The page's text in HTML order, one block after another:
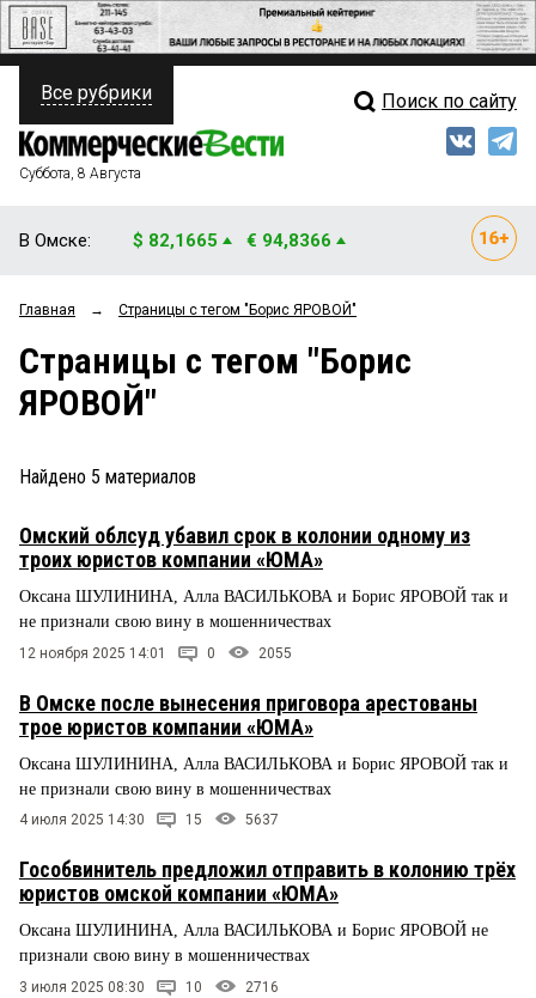
ПОЛИТИКА
ФИНАНСЫ
ОБЩЕСТВО
ЗАКОН
ПРОИСШЕСТВИЯ
СТИЛЬ ЖИЗНИ
Свежий выпуск
Мнения
Рейтинги
Все рубрики Поиск по сайту
Суббота, 8 Августа
В Омске: $ 82,1665 € 94,8366
Главная → Страницы c тегом "Борис ЯРОВОЙ"
Страницы c тегом "Борис
ЯРОВОЙ"
Найдено 5 материалов
Омский облсуд убавил срок в колонии одному из
троих юристов компании «ЮМА»
Оксана ШУЛИНИНА, Алла ВАСИЛЬКОВА и Борис ЯРОВОЙ так и
не признали свою вину в мошенничествах
12 ноября 2025 14:01 0 2055
В Омске после вынесения приговора арестованы
трое юристов компании «ЮМА»
Оксана ШУЛИНИНА, Алла ВАСИЛЬКОВА и Борис ЯРОВОЙ так и
не признали свою вину в мошенничествах
4 июля 2025 14:30 15 5637
Гособвинитель предложил отправить в колонию трёх
юристов омской компании «ЮМА»
Оксана ШУЛИНИНА, Алла ВАСИЛЬКОВА и Борис ЯРОВОЙ не
признали свою вину в мошенничествах
3 июля 2025 08:30 10 2716